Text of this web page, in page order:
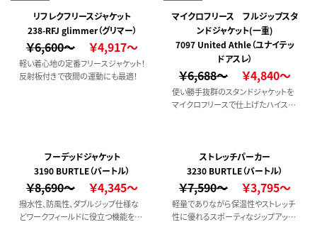
と防風性能をプラス。
リフレクフリースジャケット
238-RFJ glimmer（グリマー）
￥6,600～ ￥4,917～
軽い着心地の定番フリースジャケット！
反射板付きで夜間の運動にも最適！
マイクロフリース フルジップスタ
ンドジャケット(一重)
7097 United Athle（ユナイテッ
ドアスレ）
￥6,688～ ￥4,840～
使い勝手抜群のスタンドジャケットを
マイクロフリースで仕上げたハイスペ
フーデッドジャケット
3190 BURTLE（バートル）
￥8,690～ ￥4,345～
撥水性、防風性、ダブルジップ仕様な
どワークフィールドに役立つ機能を備
ストレッチパーカー
3230 BURTLE（バートル）
￥7,590～ ￥3,795～
軽量でありながら保温性やストレッチ
性に優れるスポーティなジップアップ